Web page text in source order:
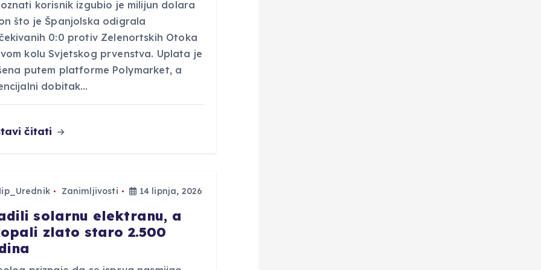
korisnik izgubio je milijun dolara
što je Španjolska odigrala
0:0 protiv Zelenortskih Otoka
kolu Svjetskog prvenstva. Uplata je
putem platforme Polymarket, a
dobitak…
čitati
Zanimljivosti 14 lipnja, 2026
solarnu elektranu, a
zlato staro 2.500